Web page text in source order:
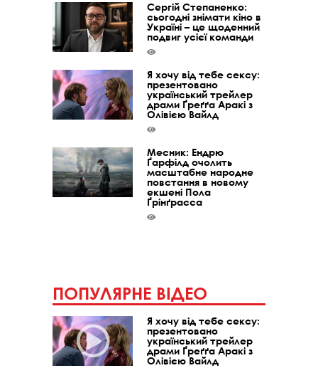
Сергій Степаненко:
сьогодні знімати кіно в
Україні – це щоденний
подвиг усієї команди
Я хочу від тебе сексу:
презентовано
український трейлер
драми Ґреґґа Аракі з
Олівією Вайлд
Месник: Ендрю
Ґарфілд очолить
масштабне народне
повстання в новому
екшені Пола
Ґрінґрасса
ПОПУЛЯРНЕ ВІДЕО
Я хочу від тебе сексу:
презентовано
український трейлер
драми Ґреґґа Аракі з
Олівією Вайлд